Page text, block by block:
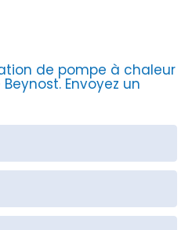
de pompe à chaleur
Envoyez un